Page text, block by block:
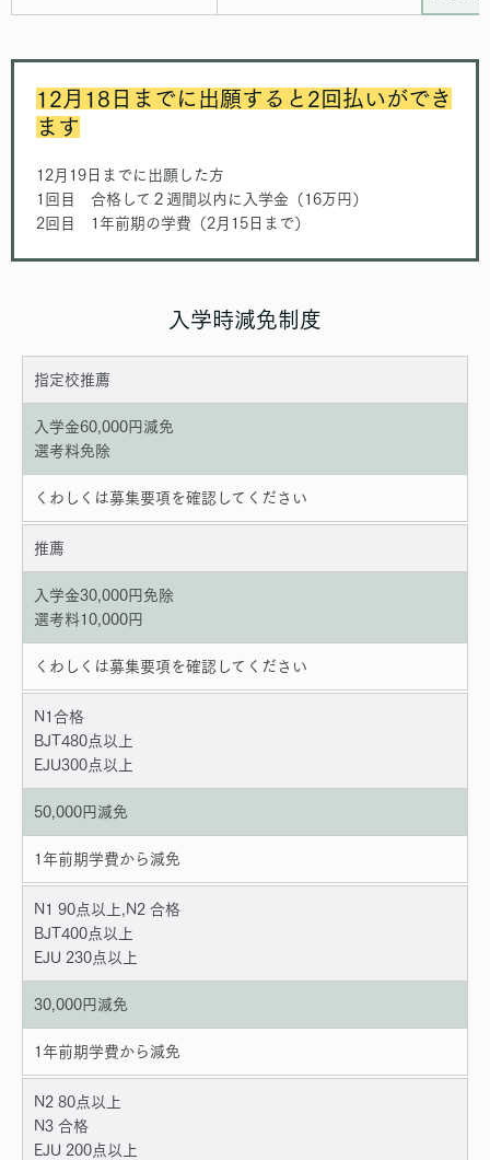
12月18日までに出願すると2回払いができ
ます
12月19日までに出願した方
1回目 合格して２週間以内に入学金（16万円）
2回目 1年前期の学費（2月15日まで）
入学時減免制度
指定校推薦
入学金60,000円減免
選考料免除
くわしくは募集要項を確認してください
推薦
入学金30,000円免除
選考料10,000円
くわしくは募集要項を確認してください
N1合格
BJT480点以上
EJU300点以上
50,000円減免
1年前期学費から減免
N1 90点以上,N2 合格
BJT400点以上
EJU 230点以上
30,000円減免
1年前期学費から減免
N2 80点以上
N3 合格
EJU 200点以上